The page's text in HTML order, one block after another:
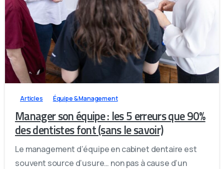
0
Articles Équipe & Management
Manager son équipe : les 5 erreurs que 90%
des dentistes font (sans le savoir)
Le management d’équipe en cabinet dentaire est
souvent source d’usure… non pas à cause d’un
Savez-vous vraiment ce qui
freine votre cabinet ?
Répondez à quelques questions en 2 minutes et
découvrezce qui freine vraiment la croissance de
votre cabinet
avec des pistes concrètes pour
Trésorerie et pilotage
Organisation du cabinet